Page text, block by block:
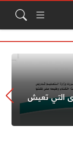
التي تعيش